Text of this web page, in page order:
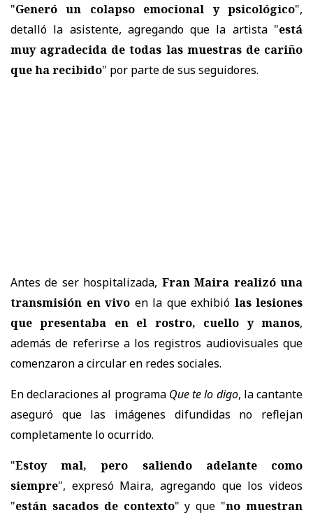
"Generó un colapso emocional y psicológico",
detalló la asistente, agregando que la artista "está
muy agradecida de todas las muestras de cariño
que ha recibido" por parte de sus seguidores.
Antes de ser hospitalizada, Fran Maira realizó una
transmisión en vivo en la que exhibió las lesiones
que presentaba en el rostro, cuello y manos,
además de referirse a los registros audiovisuales que
comenzaron a circular en redes sociales.
En declaraciones al programa Que te lo digo, la cantante
aseguró que las imágenes difundidas no reflejan
completamente lo ocurrido.
"Estoy mal, pero saliendo adelante como
siempre", expresó Maira, agregando que los videos
"están sacados de contexto" y que "no muestran